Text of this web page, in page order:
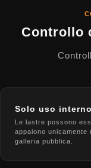
Controllo
Solo uso interno
Le lastre possono
appaiono
galleria pubblica.